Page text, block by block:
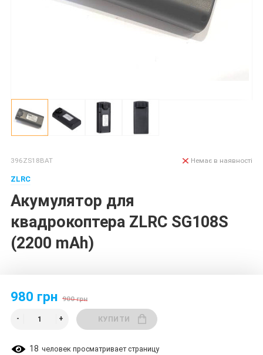
396ZS18BAT
ZLRC
Акумулятор для
квадрокоптера ZLRC SG108S
(2200 mAh)
Немає в наявності
980 грн 900 грн
КУПИТИ
18 человек просматривает страницу